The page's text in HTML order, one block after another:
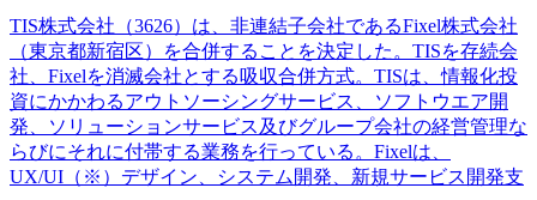
TIS株式会社（3626）は、非連結子会社であるFixel株式会社
（東京都新宿区）を合併することを決定した。TISを存続会
社、Fixelを消滅会社とする吸収合併方式。TISは、情報化投
資にかかわるアウトソーシングサービス、ソフトウエア開
発、ソリューションサービス及びグループ会社の経営管理な
らびにそれに付帯する業務を行っている。Fixelは、
UX/UI（※）デザイン、システム開発、新規サービス開発支